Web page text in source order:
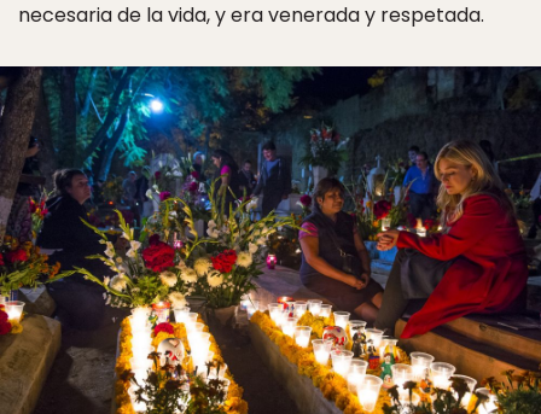
necesaria de la vida, y era venerada y respetada.